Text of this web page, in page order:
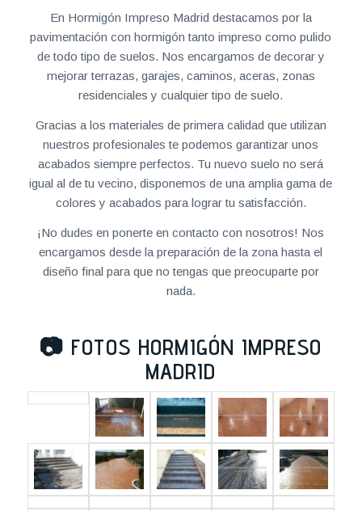
En Hormigón Impreso Madrid destacamos por la
pavimentación con hormigón tanto impreso como pulido
de todo tipo de suelos. Nos encargamos de decorar y
mejorar terrazas, garajes, caminos, aceras, zonas
residenciales y cualquier tipo de suelo.
Gracias a los materiales de primera calidad que utilizan
nuestros profesionales te podemos garantizar unos
acabados siempre perfectos. Tu nuevo suelo no será
igual al de tu vecino, disponemos de una amplia gama de
colores y acabados para lograr tu satisfacción.
¡No dudes en ponerte en contacto con nosotros! Nos
encargamos desde la preparación de la zona hasta el
diseño final para que no tengas que preocuparte por
nada.
📷 FOTOS HORMIGÓN IMPRESO
MADRID